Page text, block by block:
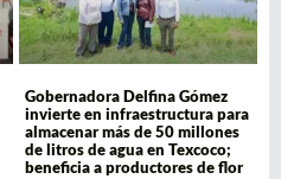
Gobernadora Delfina Gómez
invierte en infraestructura para
almacenar más de 50 millones
de litros de agua en Texcoco;
beneficia a productores de flor